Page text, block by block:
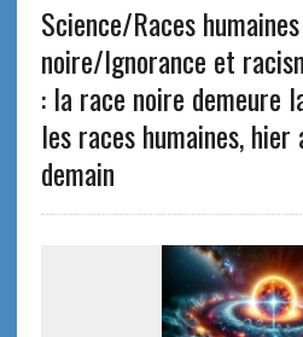
Science/Races
noire/Ignorance et
: la race noire demeure
les races humaines, hier
demain